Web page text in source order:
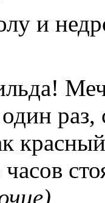
и
раз,